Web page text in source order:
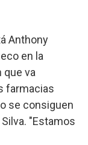
Anthony
en la
que va
farmacias
se consiguen
"Estamos